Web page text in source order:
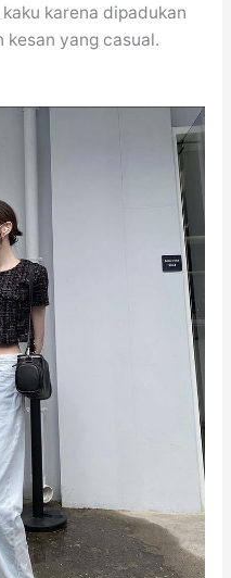
karena dipadukan
yang casual.